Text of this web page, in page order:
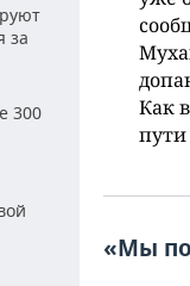
за
300
Как
«Мы